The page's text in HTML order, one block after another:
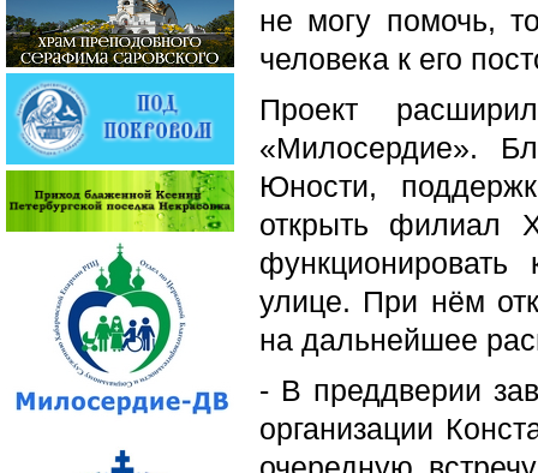
не могу помочь,
человека к его
Проект
«Милосердие».
Юности,
открыть филиал
улице. При нём
на дальнейшее
- В преддверии
организации